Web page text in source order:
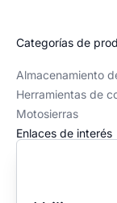
Categorías de
Almacenamiento
Herramientas de
Motosierras
Enlaces de interés